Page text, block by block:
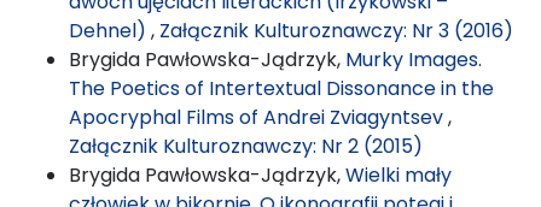
Dehnel) , Załącznik Kulturoznawczy: Nr 3 (2016)
Brygida Pawłowska-Jądrzyk, Murky Images.
The Poetics of Intertextual Dissonance in the
Apocryphal Films of Andrei Zviagyntsev,
Załącznik Kulturoznawczy: Nr 2 (2015)
Brygida Pawłowska-Jądrzyk,Wielki mały